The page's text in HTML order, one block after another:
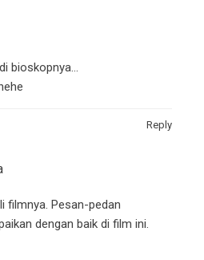
bioskopnya…
Reply
filmnya. Pesan-pedan
dengan baik di film ini.